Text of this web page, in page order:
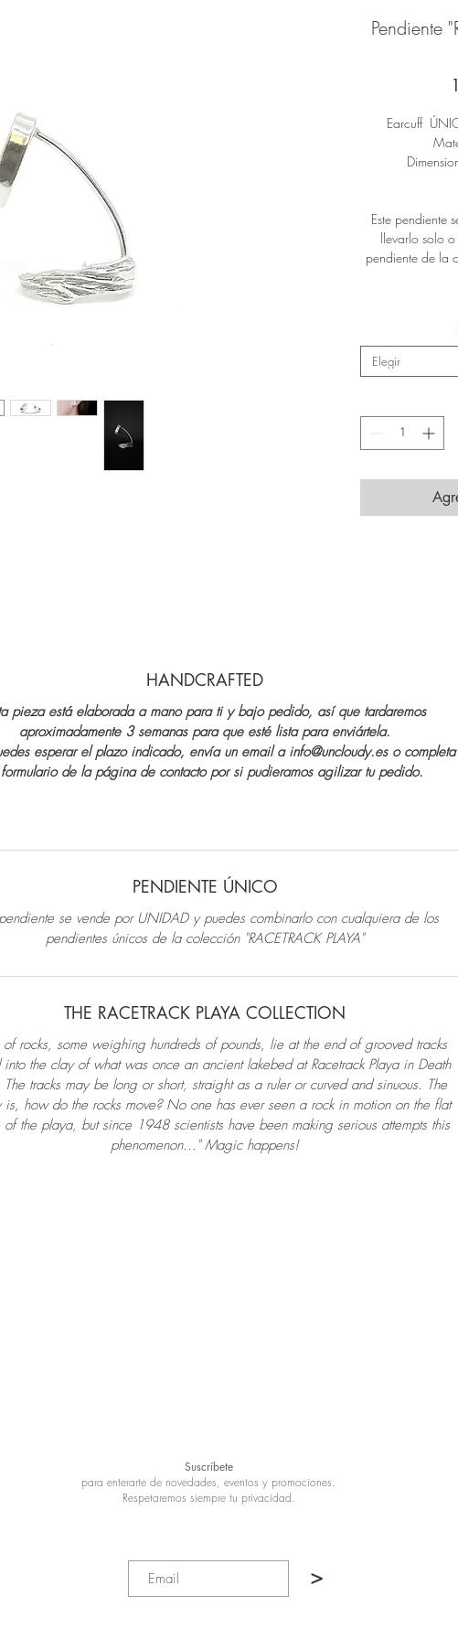
Pendiente
Earcuff
Este pendiente
llevarlo solo
pendiente de la
Elegir
HANDCRAFTED
pieza está elaborada a mano para ti y bajo pedido, así que tardaremos
aproximadamente 3 semanas para que esté lista para enviártela.
esperar el plazo indicado, envía un email a info@uncloudy.es o completa
de la página de contacto por si pudieramos agilizar tu pedido.
PENDIENTE ÚNICO
se vende por UNIDAD y puedes combinarlo con cualquiera de los
pendientes únicos de la colección "RACETRACK PLAYA"
THE RACETRACK PLAYA COLLECTION
of rocks, some weighing hundreds of pounds, lie at the end of grooved tracks
into the clay of what was once an ancient lakebed at Racetrack Playa in Death
The tracks may be long or short, straight as a ruler or curved and sinuous. The
is, how do the rocks move? No one has ever seen a rock in motion on the flat
of the playa, but since 1948 scientists have been making serious attempts this
phenomenon..." Magic happens!
Suscríbete
para enterarte de novedades, eventos y promociones.
Respetaremos siempre tu privacidad.
>